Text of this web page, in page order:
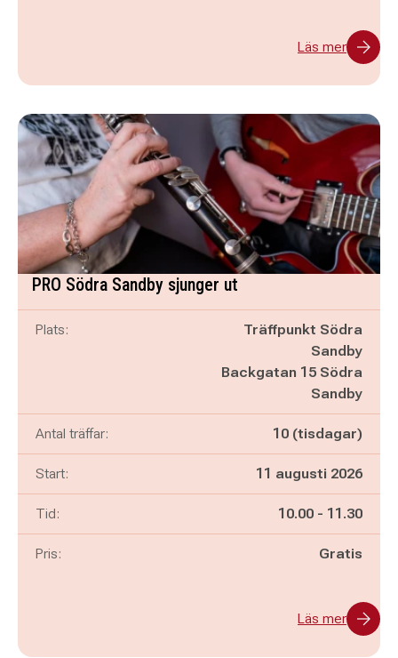
Läs mer
PRO Södra Sandby sjunger ut
Plats:
Träffpunkt Södra
Sandby
Backgatan 15 Södra
Sandby
Antal träffar: 10 (tisdagar)
Start: 11 augusti 2026
Tid: Pågår mellan
10.00 - och
11.30
Pris: Gratis
Läs mer